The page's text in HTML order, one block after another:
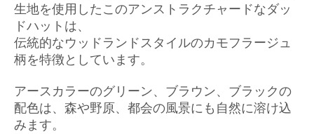
生地を使用したこのアンストラクチャードなダッ
ドハットは、
伝統的なウッドランドスタイルのカモフラージュ
柄を特徴としています。
アースカラーのグリーン、ブラウン、ブラックの
配色は、森や野原、都会の風景にも自然に溶け込
みます。